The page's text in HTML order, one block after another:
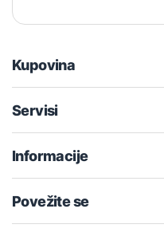
Kupovina
Servisi
Informacije
Povežite se